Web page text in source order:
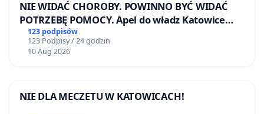
NIE WIDAĆ CHOROBY. POWINNO BYĆ WIDAĆ
POTRZEBĘ POMOCY. Apel do władz Katowice
Airport o przystąpienie do programu HIDDEN
DISABILITIES SUNFLOWER – SŁONECZNIK –
UKRYTE NIEPEŁNOSPRAWNOŚCI
123 podpisów
123 Podpisy / 24 godzin
10 Aug 2026
NIE DLA MECZETU W KATOWICACH!